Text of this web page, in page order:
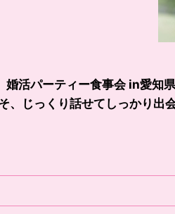
パーティー食事会 in愛知
、じっくり話せてしっかり出